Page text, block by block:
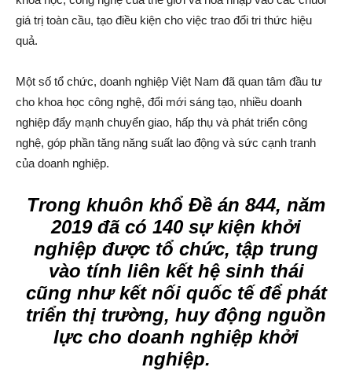
giá trị toàn cầu, tạo điều kiện cho việc trao đổi tri thức hiệu
quả.
Một số tổ chức, doanh nghiệp Việt Nam đã quan tâm đầu tư
cho khoa học công nghệ, đổi mới sáng tạo, nhiều doanh
nghiệp đẩy mạnh chuyển giao, hấp thụ và phát triển công
nghệ, góp phần tăng năng suất lao động và sức cạnh tranh
của doanh nghiệp.
Trong khuôn khổ Đề án 844, năm
2019 đã có 140 sự kiện khởi
nghiệp được tổ chức, tập trung
vào tính liên kết hệ sinh thái
cũng như kết nối quốc tế để phát
triển thị trường, huy động nguồn
lực cho doanh nghiệp khởi
nghiệp.